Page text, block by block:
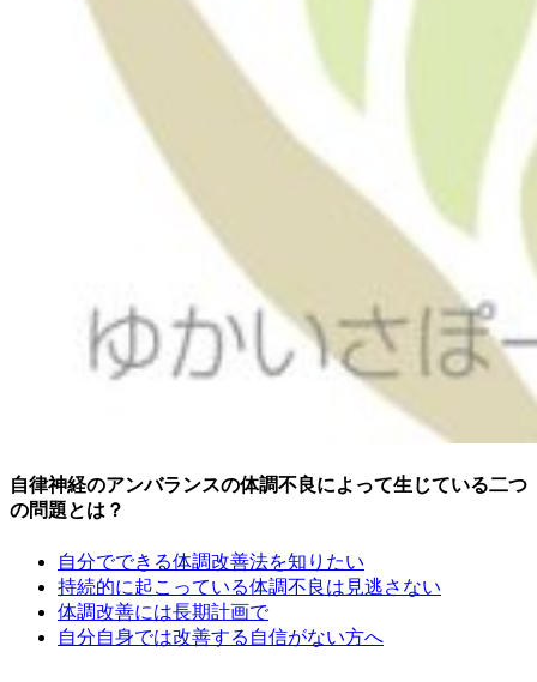
自律神経のアンバランスの体調不良によって生じている二つ
の問題とは？
自分でできる体調改善法を知りたい
持続的に起こっている体調不良は見逃さない
体調改善には長期計画で
自分自身では改善する自信がない方へ